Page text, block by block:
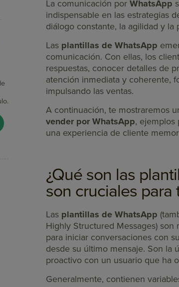
La comunicación por WhatsApp
indispensable en las estrategias
diálogo constante, la agilidad y
Las plantillas de WhatsApp
comunicación. Con ellas, los
respuestas, conocer detalles de
atención inmediata y coherente,
impulsando las ventas.
A continuación, te mostraremos
vender por WhatsApp, ejemplos
una experiencia de cliente
¿Qué son las
son cruciales para
Las plantillas de WhatsApp
Highly Structured Messages)
para iniciar conversaciones con
desde su último mensaje. Son la
proactivo con un usuario que ha
Generalmente, contienen